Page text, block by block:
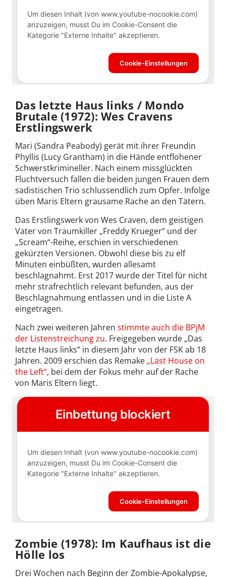
Das letzte Haus links / Mondo
Brutale (1972): Wes Cravens
Erstlingswerk
Mari (Sandra Peabody) gerät mit ihrer Freundin
Phyllis (Lucy Grantham) in die Hände entflohener
Schwerstkrimineller. Nach einem missglückten
Fluchtversuch fallen die beiden jungen Frauen dem
sadistischen Trio schlussendlich zum Opfer. Infolge
üben Maris Eltern grausame Rache an den Tätern.
Das Erstlingswerk von Wes Craven, dem geistigen
Vater von Traumkiller „Freddy Krueger“ und der
„Scream“-Reihe, erschien in verschiedenen
gekürzten Versionen. Obwohl diese bis zu elf
Minuten einbüßten, wurden allesamt
beschlagnahmt. Erst 2017 wurde der Titel für nicht
mehr strafrechtlich relevant befunden, aus der
Beschlagnahmung entlassen und in die Liste A
eingetragen.
Nach zwei weiteren Jahren stimmte auch die BPjM
der Listenstreichung zu. Freigegeben wurde „Das
letzte Haus links“ in diesem Jahr von der FSK ab 18
Jahren. 2009 erschien das Remake „Last House on
the Left“, bei dem der Fokus mehr auf der Rache
von Maris Eltern liegt.
Zombie (1978): Im Kaufhaus ist die
Hölle los
Drei Wochen nach Beginn der Zombie-Apokalypse,